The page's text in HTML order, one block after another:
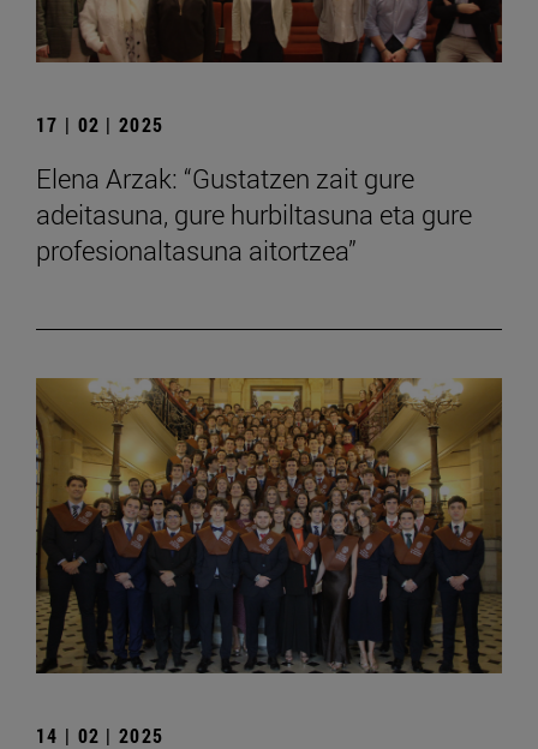
17 | 02 | 2025
Elena Arzak: “Gustatzen zait gure
adeitasuna, gure hurbiltasuna eta gure
profesionaltasuna aitortzea”
14 | 02 | 2025